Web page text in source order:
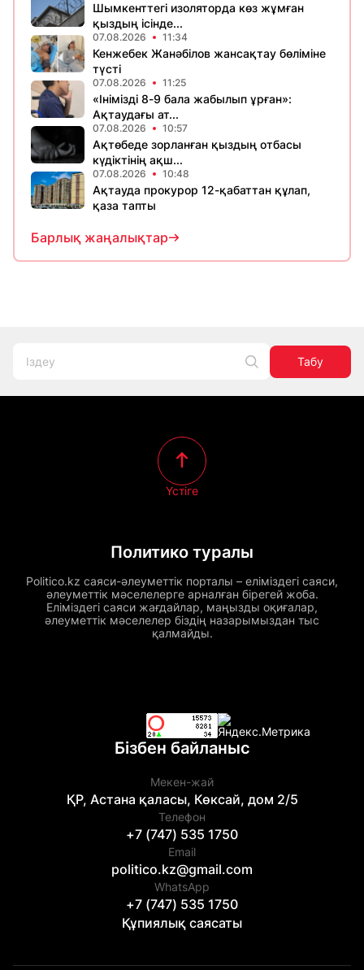
Шымкенттегі изоляторда көз жұмған
қыздың ісінде...
07.08.2026 11:34
Кенжебек Жанәбілов жансақтау бөліміне
түсті
07.08.2026 11:25
«Інімізді 8-9 бала жабылып ұрған»:
Ақтаудағы ат...
07.08.2026 10:57
Ақтөбеде зорланған қыздың отбасы
күдіктінің ақш...
07.08.2026 10:48
Ақтауда прокурор 12-қабаттан құлап,
қаза тапты
Барлық жаңалықтар
Табу
Политико туралы
Politico.kz саяси-әлеуметтік порталы – еліміздегі саяси,
әлеуметтік мәселелерге арналған бірегей жоба.
Еліміздегі саяси жағдайлар, маңызды оқиғалар,
әлеуметтік мәселелер біздің назарымыздан тыс
қалмайды.
Үстіге
Бізбен байланыс
Мекен-жай
ҚР, Астана қаласы, Көксай, дом 2/5
Телефон
+7 (747) 535 1750
Email
politico.kz@gmail.com
WhatsApp
+7 (747) 535 1750
Құпиялық саясаты